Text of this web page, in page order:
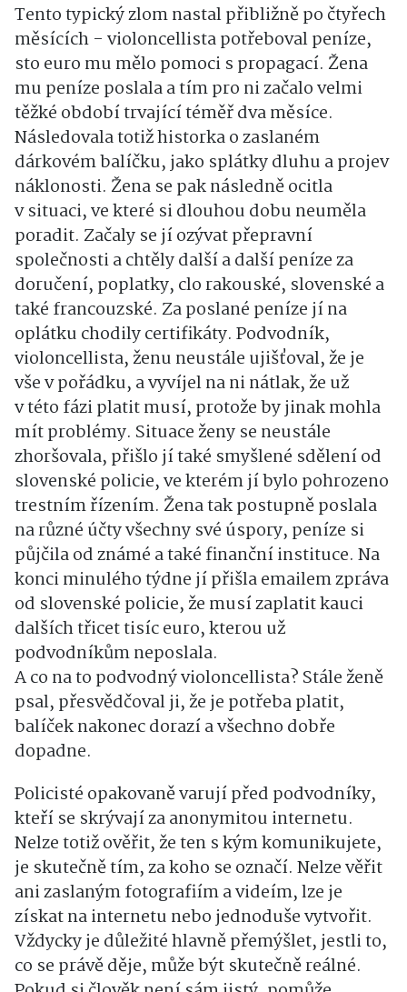
Tento typický zlom nastal přibližně po čtyřech
měsících - violoncellista potřeboval peníze,
sto euro mu mělo pomoci s propagací. Žena
mu peníze poslala a tím pro ni začalo velmi
těžké období trvající téměř dva měsíce.
Následovala totiž historka o zaslaném
dárkovém balíčku, jako splátky dluhu a projev
náklonosti. Žena se pak následně ocitla
v situaci, ve které si dlouhou dobu neuměla
poradit. Začaly se jí ozývat přepravní
společnosti a chtěly další a další peníze za
doručení, poplatky, clo rakouské, slovenské a
také francouzské. Za poslané peníze jí na
oplátku chodily certifikáty. Podvodník,
violoncellista, ženu neustále ujišťoval, že je
vše v pořádku, a vyvíjel na ni nátlak, že už
v této fázi platit musí, protože by jinak mohla
mít problémy. Situace ženy se neustále
zhoršovala, přišlo jí také smyšlené sdělení od
slovenské policie, ve kterém jí bylo pohrozeno
trestním řízením. Žena tak postupně poslala
na různé účty všechny své úspory, peníze si
půjčila od známé a také finanční instituce. Na
konci minulého týdne jí přišla emailem zpráva
od slovenské policie, že musí zaplatit kauci
dalších třicet tisíc euro, kterou už
podvodníkům neposlala.
A co na to podvodný violoncellista? Stále ženě
psal, přesvědčoval ji, že je potřeba platit,
balíček nakonec dorazí a všechno dobře
dopadne.
Policisté opakovaně varují před podvodníky,
kteří se skrývají za anonymitou internetu.
Nelze totiž ověřit, že ten s kým komunikujete,
je skutečně tím, za koho se označí. Nelze věřit
ani zaslaným fotografiím a videím, lze je
získat na internetu nebo jednoduše vytvořit.
Vždycky je důležité hlavně přemýšlet, jestli to,
co se právě děje, může být skutečně reálné.